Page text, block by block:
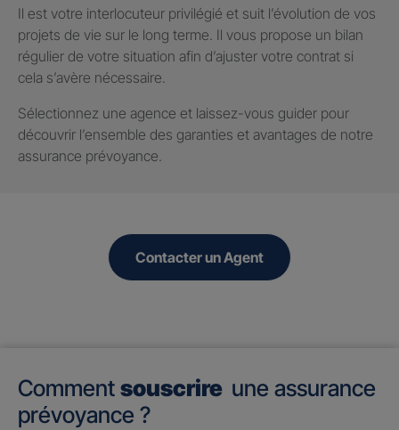
Il est votre interlocuteur privilégié et suit l’évolution de vos
projets de vie sur le long terme. Il vous propose un bilan
régulier de votre situation afin d’ajuster votre contrat si
cela s’avère nécessaire.
Sélectionnez une agence et laissez-vous guider pour
découvrir l’ensemble des garanties et avantages de notre
assurance prévoyance.
Contacter un Agent
Comment souscrire une assurance
prévoyance ?